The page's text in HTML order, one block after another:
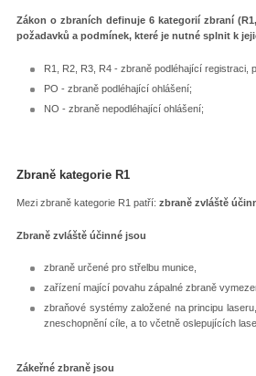
Zákon o zbraních definuje 6 kategorií zbraní
požadavků a podmínek, které je nutné splnit k
R1, R2, R3, R4 - zbraně podléhající registraci,
PO - zbraně podléhající ohlášení;
NO - zbraně nepodléhající ohlášení;
Zbraně kategorie R1
Mezi zbraně kategorie R1 patří: zbraně zvláště
Zbraně zvláště účinné jsou
zbraně určené pro střelbu munice,
zařízení mající povahu zápalné zbraně
zbraňové systémy založené na principu
zneschopnění cíle, a to včetně oslepujících
Zákeřné zbraně jsou